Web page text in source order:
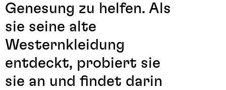
Genesung zu helfen. Als
sie seine alte
Westernkleidung
entdeckt, probiert sie
sie an und findet darin